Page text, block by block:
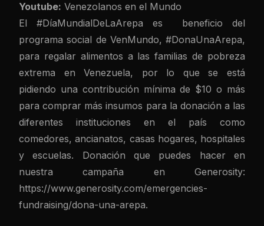
Youtube: Venezolanos en el Mundo
El #DíaMundialDeLaArepa es beneficio del
programa social de VenMundo, #DonaUnaArepa,
para regalar alimentos a las familias de pobreza
extrema en Venezuela, por lo que se está
pidiendo una contribución mínima de $10 o más
para comprar más insumos para la donación a las
diferentes instituciones en el país como
comedores, ancianatos, casas hogares, hospitales
y escuelas. Donación que puedes hacer en
nuestra campaña en Generosity:
https://www.generosity.com/emergencies-
fundraising/dona-una-arepa.